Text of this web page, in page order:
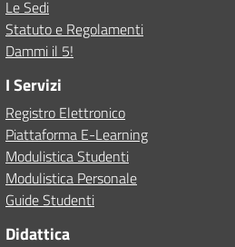
Le Sedi
Statuto e Regolamenti
Dammi il 5!
I Servizi
Registro Elettronico
Piattaforma E-Learning
Modulistica Studenti
Modulistica Personale
Guide Studenti
Didattica